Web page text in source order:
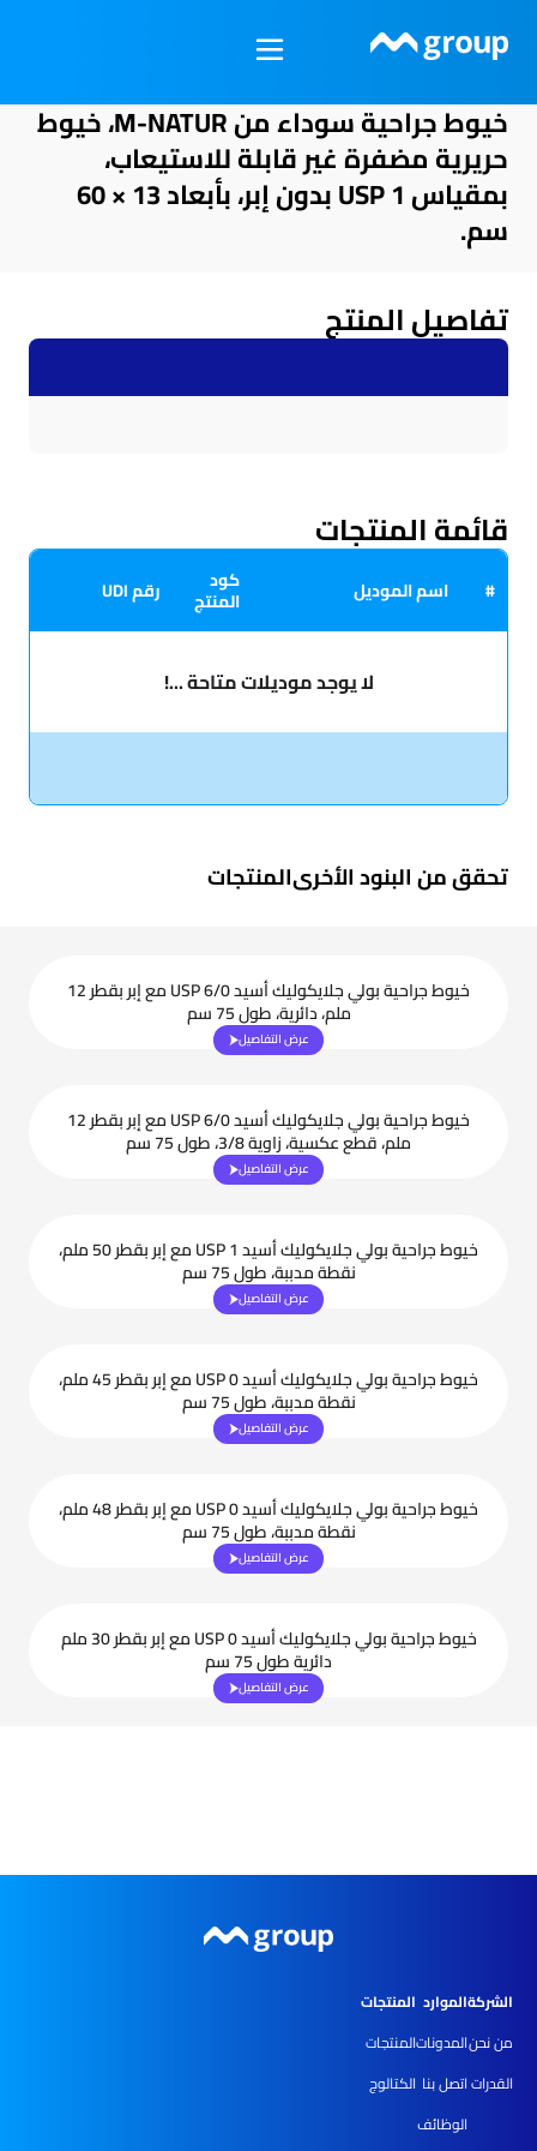
المحتوى
خيوط جراحية سوداء من M-NATUR، خيوط
حريرية مضفرة غير قابلة للاستيعاب،
بمقياس USP 1 بدون إبر، بأبعاد 13 × 60
سم.
تفاصيل المنتج
قائمة المنتجات
# اسم الموديل كود
المنتج رقم UDI
لا يوجد موديلات متاحة ...!
تحقق من البنود الأخرىالمنتجات
خيوط جراحية بولي جلايكوليك أسيد USP 6/0 مع إبر بقطر 12
ملم، دائرية، طول 75 سم
عرض التفاصيل
خيوط جراحية بولي جلايكوليك أسيد USP 6/0 مع إبر بقطر 12
ملم، قطع عكسية، زاوية 3/8، طول 75 سم
عرض التفاصيل
خيوط جراحية بولي جلايكوليك أسيد USP 1 مع إبر بقطر 50 ملم،
نقطة مدببة، طول 75 سم
عرض التفاصيل
خيوط جراحية بولي جلايكوليك أسيد USP 0 مع إبر بقطر 45 ملم،
نقطة مدببة، طول 75 سم
عرض التفاصيل
خيوط جراحية بولي جلايكوليك أسيد USP 0 مع إبر بقطر 48 ملم،
نقطة مدببة، طول 75 سم
عرض التفاصيل
خيوط جراحية بولي جلايكوليك أسيد USP 0 مع إبر بقطر 30 ملم
دائرية طول 75 سم
عرض التفاصيل
الشركة
من نحن
القدرات
الموارد
المدونات
اتصل بنا
الوظائف
المنتجات
المنتجات
الكتالوج